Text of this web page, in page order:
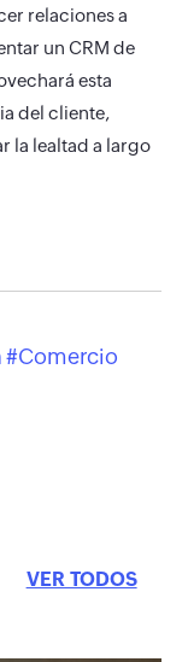
relaciones a
un CRM de
esta
del cliente,
la lealtad a largo
Comercio
VER TODOS